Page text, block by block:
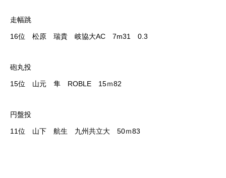
サービス一覧
走幅跳
16位 松原 瑞貴 岐協大AC 7m31 0.3
砲丸投
15位 山元 隼 ROBLE 15ｍ82
円盤投
11位 山下 航生 九州共立大 50ｍ83